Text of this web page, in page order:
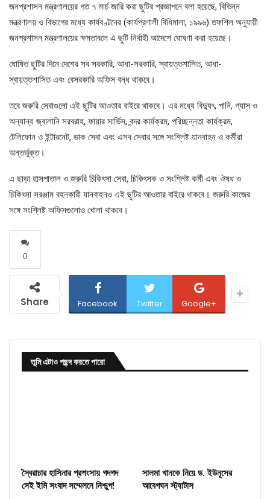
জনপ্রশাসন মন্ত্রণালয়ের গত ৭ মার্চ জারি করা ছুটির প্রজ্ঞাপনে বলা হয়েছে, বিভিন্ন
মন্ত্রণালয় ও বিভাগের মধ্যে কার্যবণ্টনের (কার্যপ্রণালী বিধিমালা, ১৯৯৬) তফশিল অনুযায়ী
জনপ্রশাসন মন্ত্রণালয়ের ক্ষমতাবলে এ ছুটি নির্বাহী আদেশে ঘোষণা করা হয়েছে।
ঘোষিত ছুটির দিনে দেশের সব সরকারি, আধা-সরকারি, স্বায়ত্তশাসিত, আধা-
স্বায়ত্তশাসিত এবং বেসরকারি অফিস বন্ধ থাকবে।
তবে জরুরি সেবাগুলো এই ছুটির আওতার বাইরে থাকবে। এর মধ্যে বিদ্যুৎ, পানি, গ্যাস ও
অন্যান্য জ্বালানি সরবরাহ, ফায়ার সার্ভিস, বন্দর কার্যক্রম, পরিচ্ছন্নতা কার্যক্রম,
টেলিফোন ও ইন্টারনেট, ডাক সেবা এবং এসব সেবার সঙ্গে সংশ্লিষ্ট যানবাহন ও কর্মীরা
অন্তর্ভুক্ত।
এ ছাড়া হাসপাতাল ও জরুরি চিকিৎসা সেবা, চিকিৎসক ও সংশ্লিষ্ট কর্মী এবং ঔষধ ও
চিকিৎসা সরঞ্জাম বহনকারী যানবাহনও এই ছুটির আওতার বাইরে থাকবে। জরুরি কাজের
সঙ্গে সংশ্লিষ্ট অফিসগুলোও খোলা থাকবে।
0
Share Facebook Twitter Google+
তুমি এটাও পছন্দ করতে পারো
স্বৈরাচার হাসিনার প্রশংসায় গদগদ
সেই ইমি সংবাদ সম্মেলনে নিশ্চুপ!
সালমা খানকে নিয়ে ড. ইউনূসের
আবেগঘন স্ট্যাটাস